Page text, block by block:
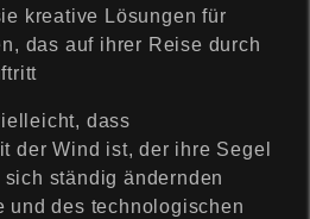
kreative Lösungen für
das auf ihrer Reise durch
dass
der Wind ist, der ihre Segel
ständig ändernden
und des technologischen